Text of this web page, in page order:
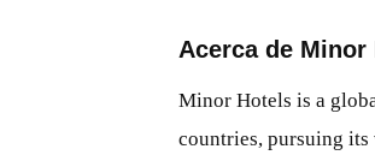
Acerca de Minor
Minor Hotels is a
countries, pursuing its